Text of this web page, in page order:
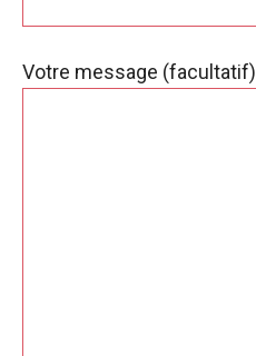
Votre message (facultatif)